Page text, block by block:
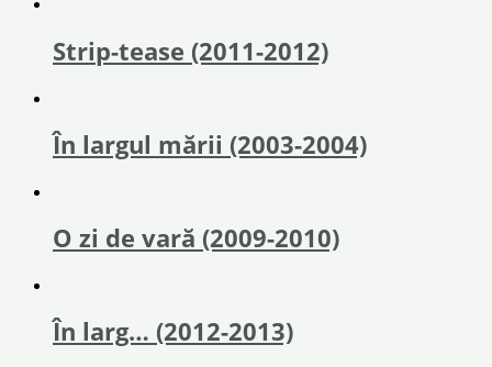
Strip-tease (2011-2012)
În largul mării (2003-2004)
O zi de vară (2009-2010)
În larg… (2012-2013)